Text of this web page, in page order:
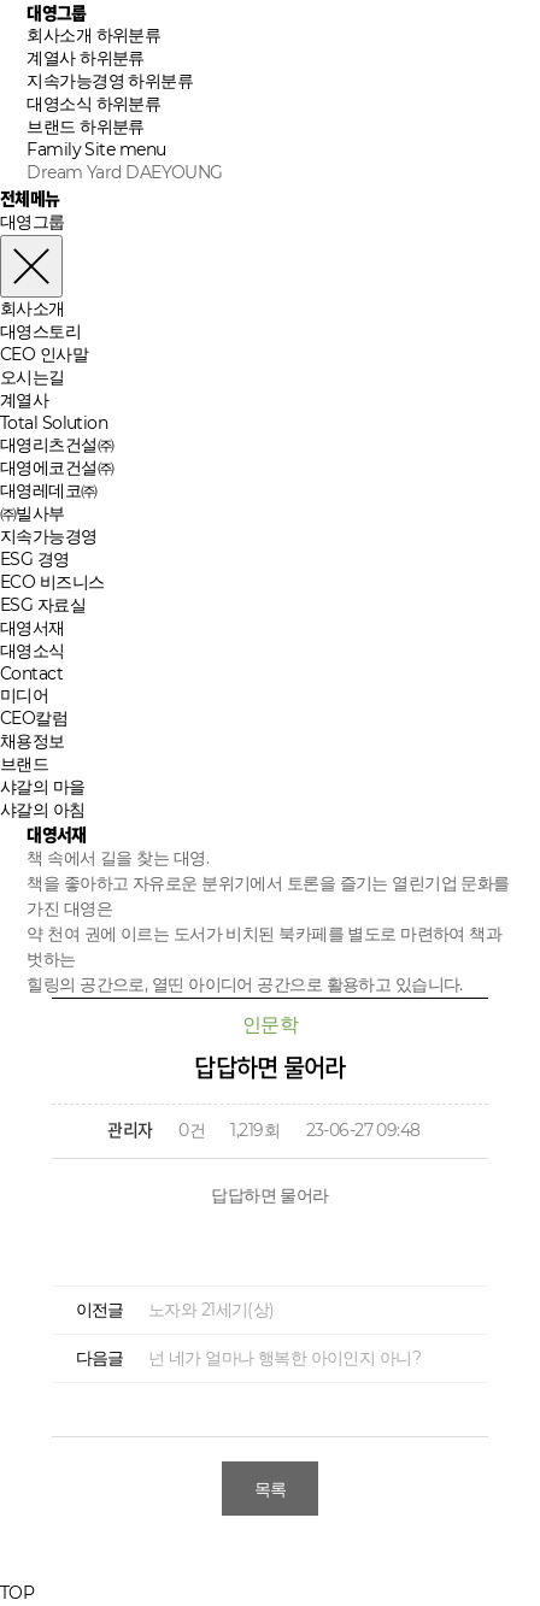
대영그룹
회사소개 하위분류
계열사하위분류
지속가능경영 하위분류
대영소식 하위분류
브랜드 하위분류
Family Site menu
Dream Yard DAEYOUNG
전체메뉴
대영그룹
회사소개
대영스토리
CEO 인사말
오시는길
계열사
Total Solution
대영리츠건설㈜
대영에코건설㈜
대영레데코㈜
㈜빌사부
지속가능경영
ESG 경영
ECO 비즈니스
ESG 자료실
대영서재
대영소식
Contact
미디어
CEO칼럼
채용정보
브랜드
샤갈의 마을
샤갈의 아침
대영서재
책 속에서 길을 찾는 대영.
책을 좋아하고 자유로운 분위기에서 토론을 즐기는 열린기업 문화를
가진 대영은
약 천여 권에 이르는 도서가 비치된 북카페를 별도로 마련하여 책과
벗하는
힐링의 공간으로, 열띤 아이디어 공간으로 활용하고 있습니다.
인문학
답답하면 물어라
관리자 0건 1,219회 23-06-27 09:48
답답하면 물어라
이전글 노자와 21세기(상)
다음글 넌 네가 얼마나 행복한 아이인지 아니?
목록
TOP